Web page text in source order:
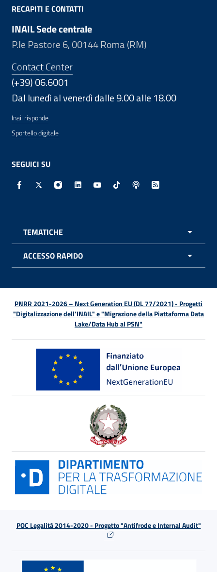
RECAPITI E CONTATTI
INAIL Sede centrale
P.le Pastore 6, 00144 Roma (RM)
Contact Center
(+39) 06.6001
Dal lunedì al venerdì dalle 9.00 alle 18.00
Inail risponde
Sportello digitale
SEGUICI SU
Facebook - Sito esterno - Apertura in nuova finestra
X - Sito esterno - Apertura in nuova finestra
Instagram - Sito esterno - Apertura in
Linkedin - Sito esterno - Apertura in
Youtube - Sito esterno -
TikTok - Sito esterno -
Spreaker - Sito
Feed RSS -
TEMATICHE
ACCESSO RAPIDO
PNRR 2021-2026 – Next Generation EU (DL 77/2021) - Progetti
"Digitalizzazione dell’INAIL" e "Migrazione della Piattaforma Data
Lake/Data Hub al PSN"
POC Legalità 2014-2020 - Progetto "Antifrode e Internal Audit"